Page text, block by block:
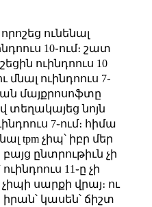
ունենալ
10֊ում։ շատ
ուինդոուս 10
ուինդոուս 7֊
մայքրոսոֆտը
տեղակայեց նոյն
7֊ում։ հիմա
tpm չիպ՝ իբր մեր
ընտրութիւն չի
11֊ը չի
սարքի վրայ։ ու
կասեն՝ ճիշտ